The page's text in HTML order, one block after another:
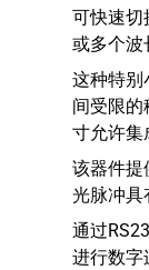
可快速切
或多个波
这种特别
间受限的
寸允许集
该器件提
光脉冲具
通过
进行数字